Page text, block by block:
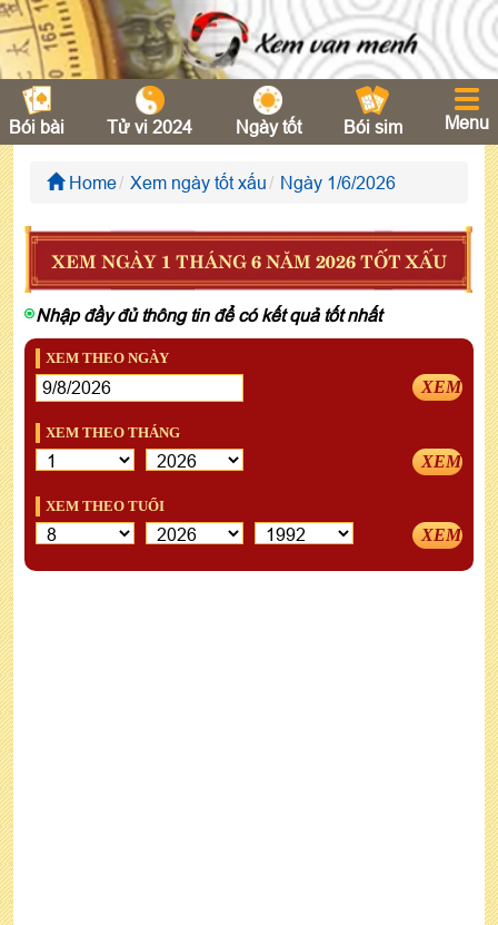
Bói bài Tử vi 2024 Ngày tốt Bói sim Menu
Home Xem ngày tốt xấu Ngày 1/6/2026
XEM NGÀY 1 THÁNG 6 NĂM 2026 TỐT XẤU
Nhập đầy đủ thông tin để có kết quả tốt nhất
XEM THEO NGÀY
XEM
XEM THEO THÁNG
XEM
XEM THEO TUỔI
XEM